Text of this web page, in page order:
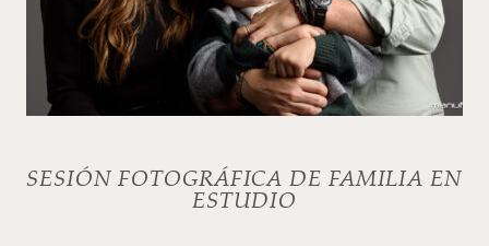
SESIÓN FOTOGRÁFICA DE FAMILIA EN
ESTUDIO